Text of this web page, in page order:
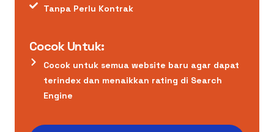
Tanpa Perlu Kontrak
Cocok Untuk:
Cocok untuk semua website baru agar dapat
terindex dan menaikkan rating di Search
Engine